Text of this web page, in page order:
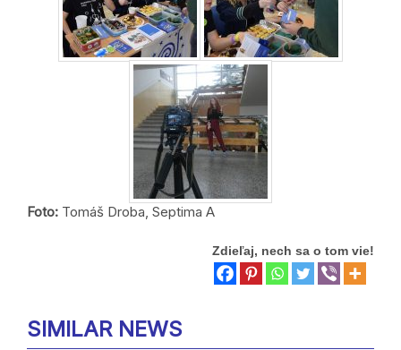
Foto: Tomáš Droba, Septima A
Zdieľaj, nech sa o tom vie!
SIMILAR NEWS